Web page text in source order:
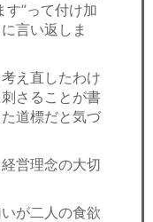
す”って付け加
言い返しま
え直したわけ
さることが書
道標だと気づ
営理念の大切
が二人の食欲